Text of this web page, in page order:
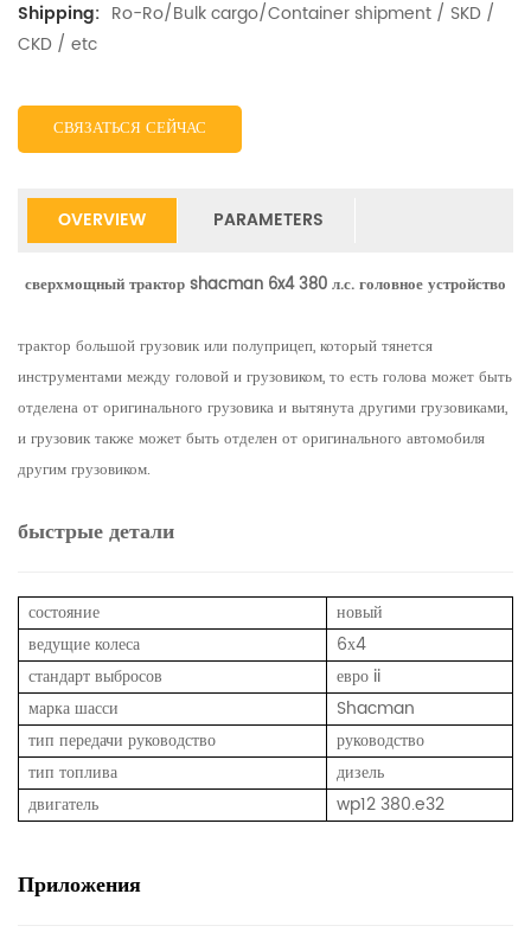
Shipping: Ro-Ro/Bulk cargo/Container shipment / SKD /
CKD / etc
СВЯЗАТЬСЯ СЕЙЧАС
OVERVIEW PARAMETERS
сверхмощный трактор shacman 6x4 380 л.с. головное устройство
трактор большой грузовик или полуприцеп, который тянется
инструментами между головой и грузовиком, то есть голова может быть
отделена от оригинального грузовика и вытянута другими грузовиками,
и грузовик также может быть отделен от оригинального автомобиля
другим грузовиком.
быстрые детали
состояние
новый
ведущие колеса
6х4
стандарт выбросов
евро ii
марка шасси
Shacman
тип передачи руководство
руководство
тип топлива
дизель
двигатель
wp12 380.e32
Приложения